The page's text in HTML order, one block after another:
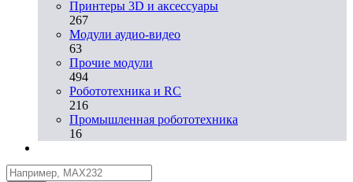
Принтеры 3D и аксессуары
267
Модули аудио-видео
63
Прочие модули
494
Робототехника и RC
216
Промышленная робототехника
16